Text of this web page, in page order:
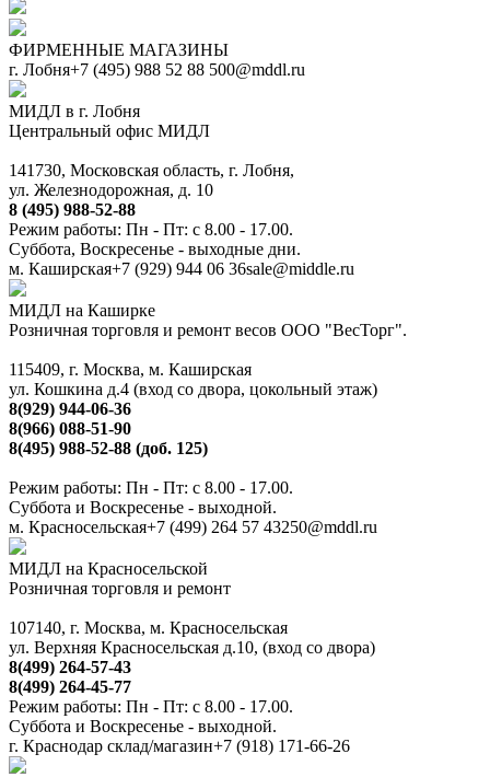
ФИРМЕННЫЕ МАГАЗИНЫ
г. Лобня+7 (495) 988 52 88 500@mddl.ru
МИДЛ в г. Лобня
Центральный офис МИДЛ
141730, Московская область, г. Лобня,
ул. Железнодорожная, д. 10
8 (495) 988-52-88
Режим работы: Пн - Пт: с 8.00 - 17.00.
Суббота, Воскресенье - выходные дни.
м. Каширская+7 (929) 944 06 36sale@middle.ru
МИДЛ на Каширке
Розничная торговля и ремонт весов ООО "ВесТорг".
115409, г. Москва, м. Каширская
ул. Кошкина д.4 (вход со двора, цокольный этаж)
8(929) 944-06-36
8(966) 088-51-90
8(495) 988-52-88 (доб. 125)
Режим работы: Пн - Пт: с 8.00 - 17.00.
Суббота и Воскресенье - выходной.
м. Красносельская+7 (499) 264 57 43250@mddl.ru
МИДЛ на Красносельской
Розничная торговля и ремонт
107140, г. Москва, м. Красносельская
ул. Верхняя Красносельская д.10, (вход со двора)
8(499) 264-57-43
8(499) 264-45-77
Режим работы: Пн - Пт: с 8.00 - 17.00.
Суббота и Воскресенье - выходной.
г. Краснодар склад/магазин+7 (918) 171-66-26